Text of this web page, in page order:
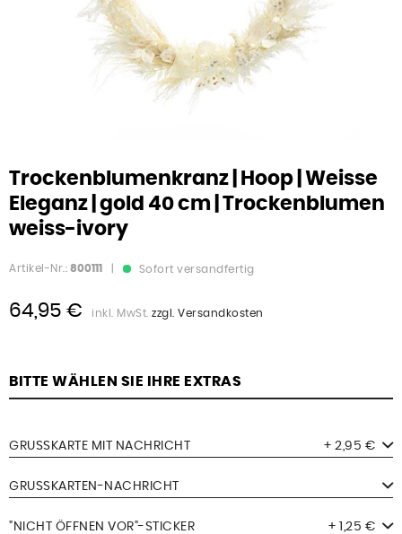
Trockenblumenkranz | Hoop | Weisse
Eleganz | gold 40 cm | Trockenblumen
weiss-ivory
Artikel-Nr.: 800111 Sofort versandfertig
64,95 € inkl. MwSt. zzgl. Versandkosten
BITTE WÄHLEN SIE IHRE EXTRAS
GRUSSKARTE MIT NACHRICHT + 2,95 €
GRUSSKARTEN-NACHRICHT
"NICHT ÖFFNEN VOR"-STICKER + 1,25 €